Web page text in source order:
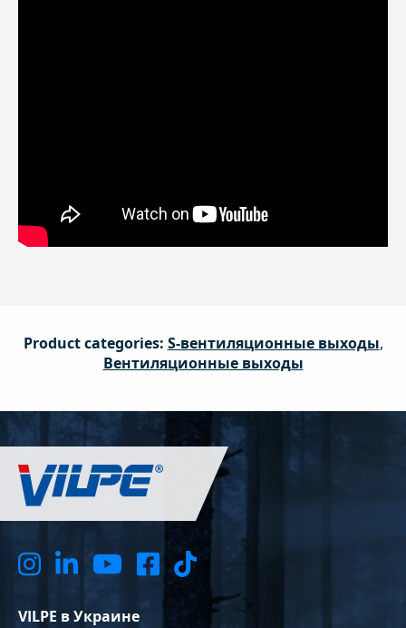
Product categories: S-вентиляционные выходы,
Вентиляционные выходы
VILPE в Украине